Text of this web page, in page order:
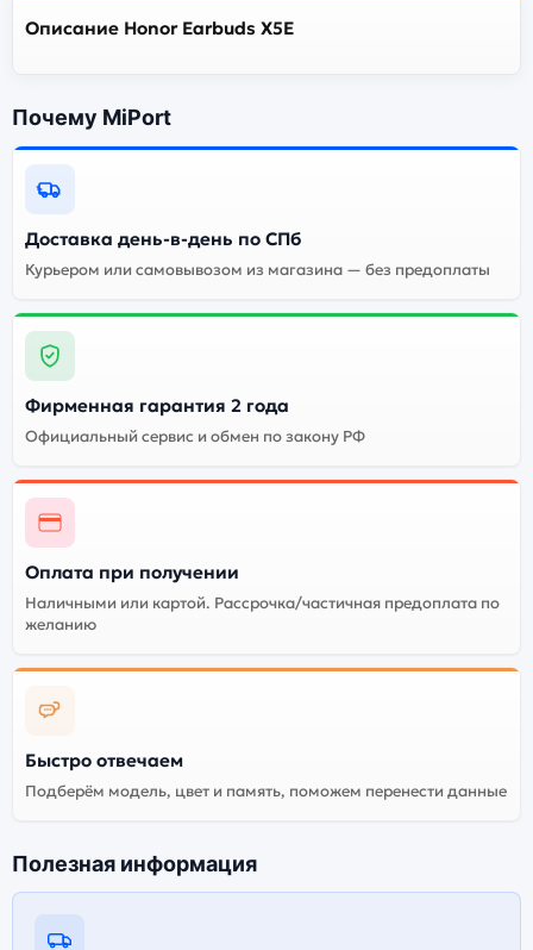
Описание Honor Earbuds X5E
Почему MiPort
Доставка день-в-день по СПб
Курьером или самовывозом из магазина — без предоплаты
Фирменная гарантия 2 года
Официальный сервис и обмен по закону РФ
Оплата при получении
Наличными или картой. Рассрочка/частичная предоплата по
желанию
Быстро отвечаем
Подберём модель, цвет и память, поможем перенести данные
Полезная информация